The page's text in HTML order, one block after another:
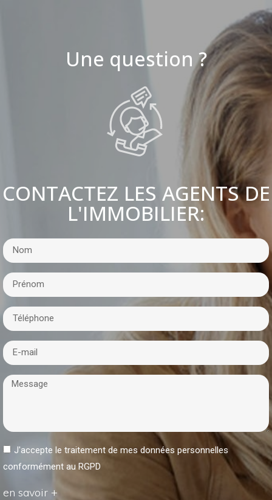
Une question ?
CONTACTEZ LES AGENTS DE
L'IMMOBILIER:
J'accepte le traitement de mes données personnelles
conformément au RGPD
en savoir +